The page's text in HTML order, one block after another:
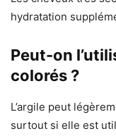
hydratation
Peut-on
colorés ?
L’argile peut
surtout si elle est